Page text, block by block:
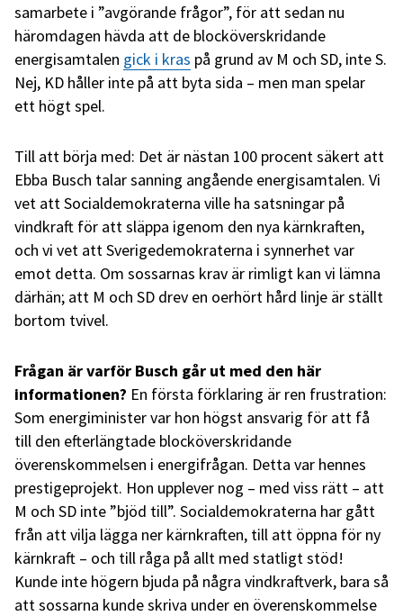
samarbete i ”avgörande frågor”, för att sedan nu
häromdagen hävda att de blocköverskridande
energisamtalen gick i kras på grund av M och SD, inte S.
Nej, KD håller inte på att byta sida – men man spelar
ett högt spel.
Till att börja med: Det är nästan 100 procent säkert att
Ebba Busch talar sanning angående energisamtalen. Vi
vet att Socialdemokraterna ville ha satsningar på
vindkraft för att släppa igenom den nya kärnkraften,
och vi vet att Sverigedemokraterna i synnerhet var
emot detta. Om sossarnas krav är rimligt kan vi lämna
därhän; att M och SD drev en oerhört hård linje är ställt
bortom tvivel.
Frågan är varför Busch går ut med den här
informationen? En första förklaring är ren frustration:
Som energiminister var hon högst ansvarig för att få
till den efterlängtade blocköverskridande
överenskommelsen i energifrågan. Detta var hennes
prestigeprojekt. Hon upplever nog – med viss rätt – att
M och SD inte ”bjöd till”. Socialdemokraterna har gått
från att vilja lägga ner kärnkraften, till att öppna för ny
kärnkraft – och till råga på allt med statligt stöd!
Kunde inte högern bjuda på några vindkraftverk, bara så
att sossarna kunde skriva under en överenskommelse